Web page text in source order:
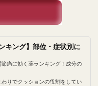
キング】部位・症状別に
痛に効く薬ランキング！成分の
りでクッションの役割をしてい